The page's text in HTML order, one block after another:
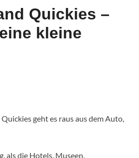
Quickies –
kleine
geht es raus aus dem Auto,
als die Hotels, Museen,